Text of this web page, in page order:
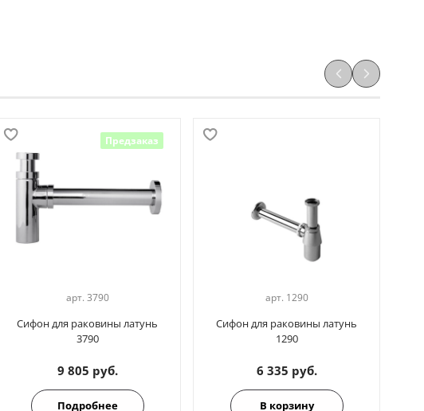
Предзаказ
арт. 3790
Сифон для раковины латунь
3790
9 805 руб.
Подробнее
арт. 1290
Сифон для раковины латунь
1290
6 335 руб.
В корзину